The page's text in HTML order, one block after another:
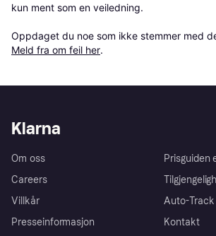
kun ment som en veiledning.
Oppdaget du noe som ikke stemmer med
Meld fra om feil her.
Klarna
Om oss
Careers
Villkår
Presseinformasjon
Prisguiden
Auto-Track
Kontakt